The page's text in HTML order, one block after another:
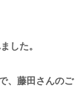
した。
、藤田さんのご